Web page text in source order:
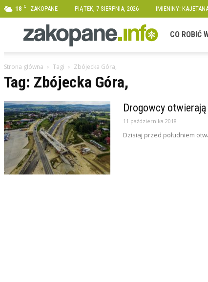
18 C ZAKOPANE PIĄTEK, 7 SIERPNIA, 2026 IMIENINY:
Zakopane.info
CO ROBIĆ
Strona główna Tagi Zbójecka Góra,
Tag: Zbójecka Góra,
Drogowcy
11 października 2018
Dzisiaj przed południem